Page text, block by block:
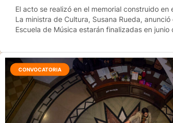
El acto se realizó en el memorial construido en
La ministra de Cultura, Susana Rueda,
Escuela de Música estarán finalizadas en junio
CONVOCATORIA